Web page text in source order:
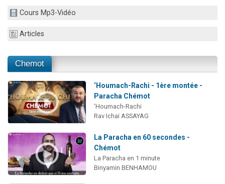
Cours Mp3-Vidéo
Articles
Chemot
‘Houmach-Rachi - 1ère montée -
Paracha Chémot
‘Houmach-Rachi
Rav Ichaï ASSAYAG
La Paracha en 60 secondes -
Chémot
La Paracha en 1 minute
Binyamin BENHAMOU